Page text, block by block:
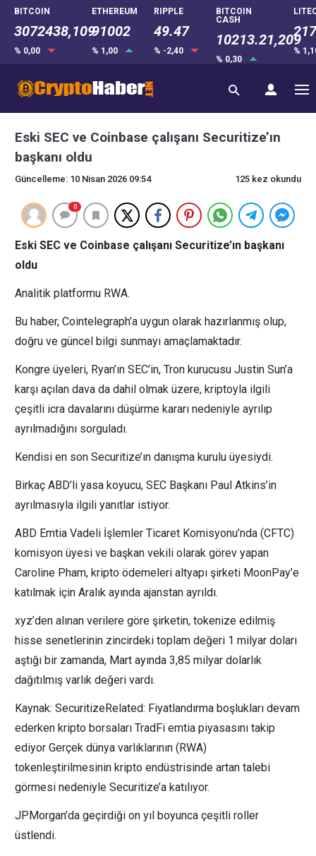
BITCOIN
3072438,109
% 0,00
ETHEREUM
91002
% 1,00
RIPPLE
49.47
% -2,40
BITCOIN
CASH
10213.21,209
% 0,30
%
Eski SEC ve Coinbase çalışanı Securitize’ın
başkanı oldu
Güncelleme: 10 Nisan 2026 09:54 125 kez okundu
0
Eski SEC ve Coinbase çalışanı Securitize’ın başkanı
oldu
Analitik platformu RWA.
Bu haber, Cointelegraph’a uygun olarak hazırlanmış olup,
doğru ve güncel bilgi sunmayı amaçlamaktadır.
Kongre üyeleri, Ryan’ın SEC’in, Tron kurucusu Justin Sun’a
karşı açılan dava da dahil olmak üzere, kriptoyla ilgili
çeşitli icra davalarını düşürme kararı nedeniyle ayrılıp
ayrılmadığını sorguladı.
Kendisi en son Securitize’ın danışma kurulu üyesiydi.
Birkaç ABD’li yasa koyucu, SEC Başkanı Paul Atkins’in
ayrılmasıyla ilgili yanıtlar istiyor.
ABD Emtia Vadeli İşlemler Ticaret Komisyonu’nda (CFTC)
komisyon üyesi ve başkan vekili olarak görev yapan
Caroline Pham, kripto ödemeleri altyapı şirketi MoonPay’e
katılmak için Aralık ayında ajanstan ayrıldı.
xyz’den alınan verilere göre şirketin, tokenize edilmiş
hisse senetlerinin zincirdeki toplam değeri 1 milyar doları
aştığı bir zamanda, Mart ayında 3,85 milyar dolarlık
dağıtılmış varlık değeri vardı.
Kaynak: SecuritizeRelated: Fiyatlandırma boşlukları devam
ederken kripto borsaları TradFi emtia piyasasını takip
ediyor Gerçek dünya varlıklarının (RWA)
tokenleştirilmesinin kripto endüstrisinde artan talebi
görmesi nedeniyle Securitize’a katılıyor.
JPMorgan’da geçirdiği on yıl boyunca çeşitli roller
üstlendi.